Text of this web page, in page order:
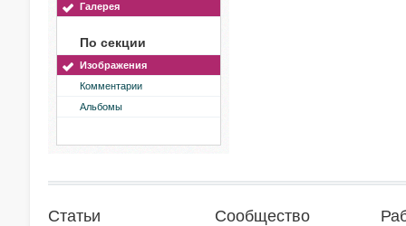
Галерея
По секции
Изображения
Комментарии
Альбомы
Статьи Сообщество